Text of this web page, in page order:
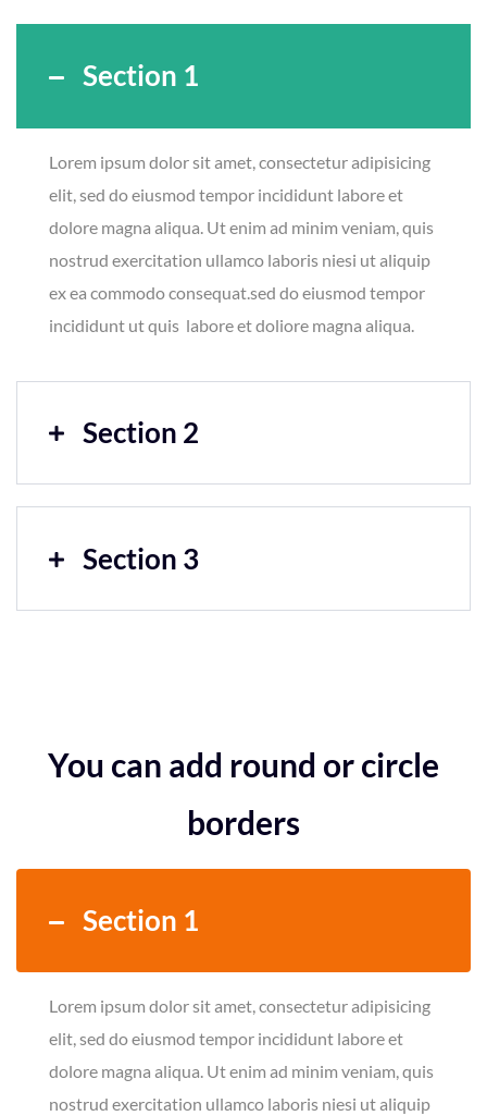
Section 1
Lorem ipsum dolor sit amet, consectetur adipisicing
elit, sed do eiusmod tempor incididunt labore et
dolore magna aliqua. Ut enim ad minim veniam, quis
nostrud exercitation ullamco laboris niesi ut aliquip
ex ea commodo consequat.sed do eiusmod tempor
incididunt ut quis labore et doliore magna aliqua.
Section 2
Section 3
You can add round or circle
borders
Section 1
Lorem ipsum dolor sit amet, consectetur adipisicing
elit, sed do eiusmod tempor incididunt labore et
dolore magna aliqua. Ut enim ad minim veniam, quis
nostrud exercitation ullamco laboris niesi ut aliquip